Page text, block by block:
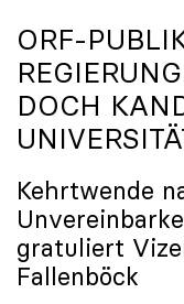
ORF-
DOCH
Kehrtwende
gratuliert
Fallenböck